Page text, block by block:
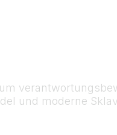
und moderne